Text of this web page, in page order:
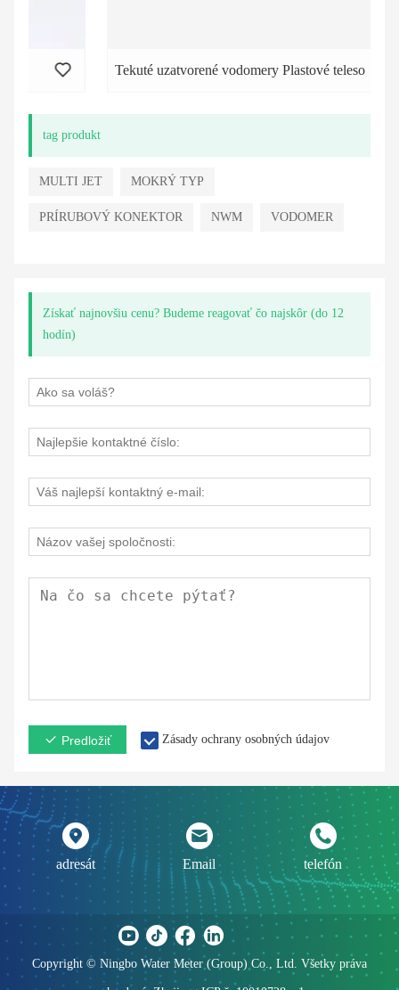
Tekuté uzatvorené vodomery Plastové teleso
tag produkt
MULTI JET MOKRÝ TYP
PRÍRUBOVÝ KONEKTOR NWM VODOMER
Získať najnovšiu cenu? Budeme reagovať čo najskôr (do 12
hodín)
Predložiť Zásady ochrany osobných údajov
adresát Email telefón
Copyright © Ningbo Water Meter (Group) Co., Ltd. Všetky práva